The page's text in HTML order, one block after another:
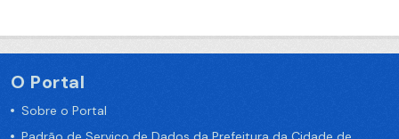
O Portal
Sobre o Portal